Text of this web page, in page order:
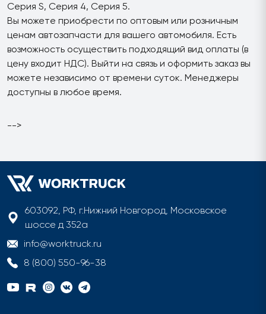
Серия S, Серия 4, Серия 5.
Вы можете приобрести по оптовым или розничным
ценам автозапчасти для вашего автомобиля. Есть
возможность осуществить подходящий вид оплаты (в
цену входит НДС). Выйти на связь и оформить заказ вы
можете независимо от времени суток. Менеджеры
доступны в любое время.
-->
603092, РФ, г.Нижний Новгород, Московское
шоссе д 352а
info@worktruck.ru
8 (800) 550-96-38